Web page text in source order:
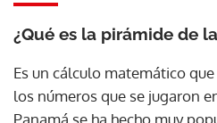
¿Qué es la pirámide de
Es un cálculo matemático
los números que se jugaron
Panamá se ha hecho muy